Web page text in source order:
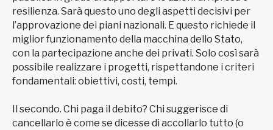
resilienza. Sarà questo uno degli aspetti decisivi per
l’approvazione dei piani nazionali. E questo richiede il
miglior funzionamento della macchina dello Stato,
con la partecipazione anche dei privati. Solo così sarà
possibile realizzare i progetti, rispettandone i criteri
fondamentali: obiettivi, costi, tempi.
Il secondo. Chi paga il debito? Chi suggerisce di
cancellarlo è come se dicesse di accollarlo tutto (o